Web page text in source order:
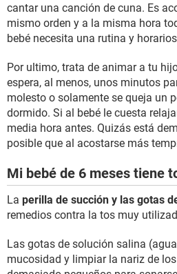
cantar una canción de cuna. Es
mismo orden y a la misma hora
bebé necesita una rutina y
Por ultimo, trata de animar a tu
espera, al menos, unos minutos
molesto o solamente se queja un
dormido. Si al bebé le cuesta
media hora antes. Quizás está
posible que al acostarse más
Mi bebé de 6 meses tiene
La perilla de succión y las gotas
remedios contra la tos muy
Las gotas de solución salina
mucosidad y limpiar la nariz de